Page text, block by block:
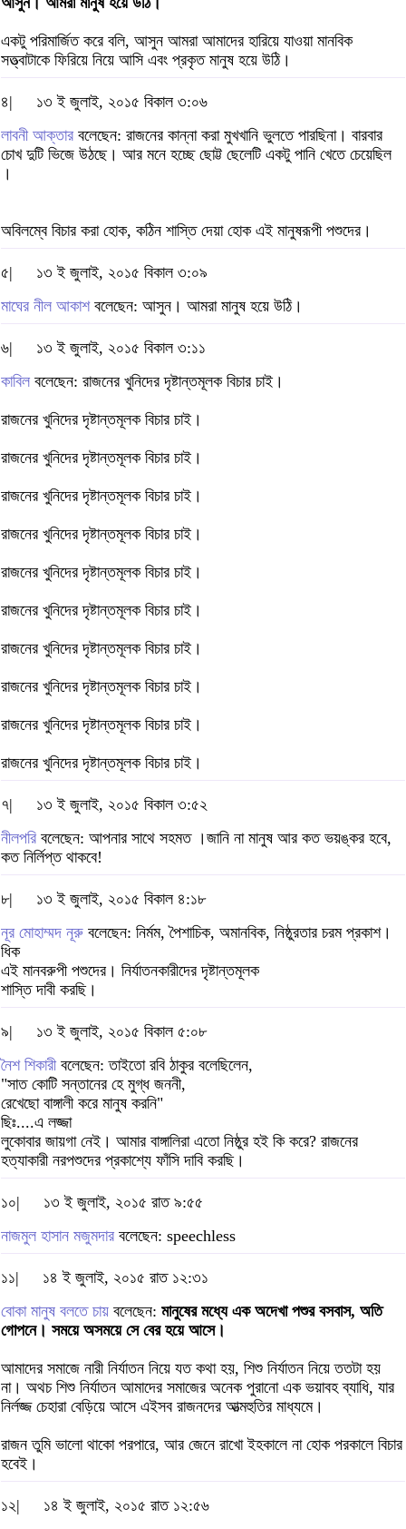
একটু পরিমার্জিত করে বলি, আসুন আমরা আমাদের হারিয়ে যাওয়া মানবিক
সত্ত্বাটাকে ফিরিয়ে নিয়ে আসি এবং প্রকৃত মানুষ হয়ে উঠি।
৪|
১৩ ই জুলাই, ২০১৫ বিকাল ৩:০৬
লাবনী আক্তার বলেছেন: রাজনের কান্না করা মুখখানি ভুলতে পারছিনা। বারবার
চোখ দুটি ভিজে উঠছে। আর মনে হচ্ছে ছোট্ট ছেলেটি একটু পানি খেতে চেয়েছিল
।
অবিলম্বে বিচার করা হোক, কঠিন শাস্তি দেয়া হোক এই মানুষরূপী পশুদের।
৫|
১৩ ই জুলাই, ২০১৫ বিকাল ৩:০৯
মাঘের নীল আকাশবলেছেন: আসুন। আমরা মানুষ হয়ে উঠি।
৬|
১৩ ই জুলাই, ২০১৫ বিকাল ৩:১১
কাবিল বলেছেন: রাজনের খুনিদের দৃষ্টান্তমূলক বিচার চাই।
রাজনের খুনিদের দৃষ্টান্তমূলক বিচার চাই।
রাজনের খুনিদের দৃষ্টান্তমূলক বিচার চাই।
রাজনের খুনিদের দৃষ্টান্তমূলক বিচার চাই।
রাজনের খুনিদের দৃষ্টান্তমূলক বিচার চাই।
রাজনের খুনিদের দৃষ্টান্তমূলক বিচার চাই।
রাজনের খুনিদের দৃষ্টান্তমূলক বিচার চাই।
রাজনের খুনিদের দৃষ্টান্তমূলক বিচার চাই।
রাজনের খুনিদের দৃষ্টান্তমূলক বিচার চাই।
রাজনের খুনিদের দৃষ্টান্তমূলক বিচার চাই।
রাজনের খুনিদের দৃষ্টান্তমূলক বিচার চাই।
৭|
১৩ ই জুলাই, ২০১৫ বিকাল ৩:৫২
নীলপরি বলেছেন: আপনার সাথে সহমত ।জানি না মানুষ আর কত ভয়ঙ্কর হবে,
কত নির্লিপ্ত থাকবে!
৮|
১৩ ই জুলাই, ২০১৫ বিকাল ৪:১৮
নূর মোহাম্মদ নূরু বলেছেন: নির্মম, পৈশাচিক, অমানবিক, নিষ্ঠুরতার চরম প্রকাশ।
ধিক
এই মানবরুপী পশুদের। নির্যাতনকারীদের দৃষ্টান্তমূলক
শাস্তি দাবী করছি।
৯|
১৩ ই জুলাই, ২০১৫ বিকাল ৫:০৮
নৈশ শিকারীবলেছেন: তাইতো রবি ঠাকুর বলেছিলেন,
"সাত কোটি সন্তানের হে মুগ্ধ জননী,
রেখেছো বাঙ্গালী করে মানুষ করনি"
ছিঃ....এ লজ্জা
লুকোবার জায়গা নেই। আমার বাঙ্গালিরা এতো নিষ্ঠুর হই কি করে? রাজনের
হত্যাকারী নরপশুদের প্রকাশ্যে ফাঁসি দাবি করছি।
১০|
১৩ ই জুলাই, ২০১৫ রাত ৯:৫৫
নাজমুল হাসান মজুমদার বলেছেন: speechless
১১|
১৪ ই জুলাই, ২০১৫ রাত ১২:৩১
বোকা মানুষ বলতে চায় বলেছেন: মানুষের মধ্যে এক অদেখা পশুর বসবাস, অতি
গোপনে। সময়ে অসময়ে সে বের হয়ে আসে।
আমাদের সমাজে নারী নির্যাতন নিয়ে যত কথা হয়, শিশু নির্যাতন নিয়ে ততটা হয়
না। অথচ শিশু নির্যাতন আমাদের সমাজের অনেক পুরানো এক ভয়াবহ ব্যাধি, যার
নির্লজ্জ চেহারা বেড়িয়ে আসে এইসব রাজনদের আত্মহুতির মাধ্যমে।
রাজন তুমি ভালো থাকো পরপারে, আর জেনে রাখো ইহকালে না হোক পরকালে বিচার
হবেই।
১২|
১৪ ই জুলাই, ২০১৫ রাত ১২:৫৬